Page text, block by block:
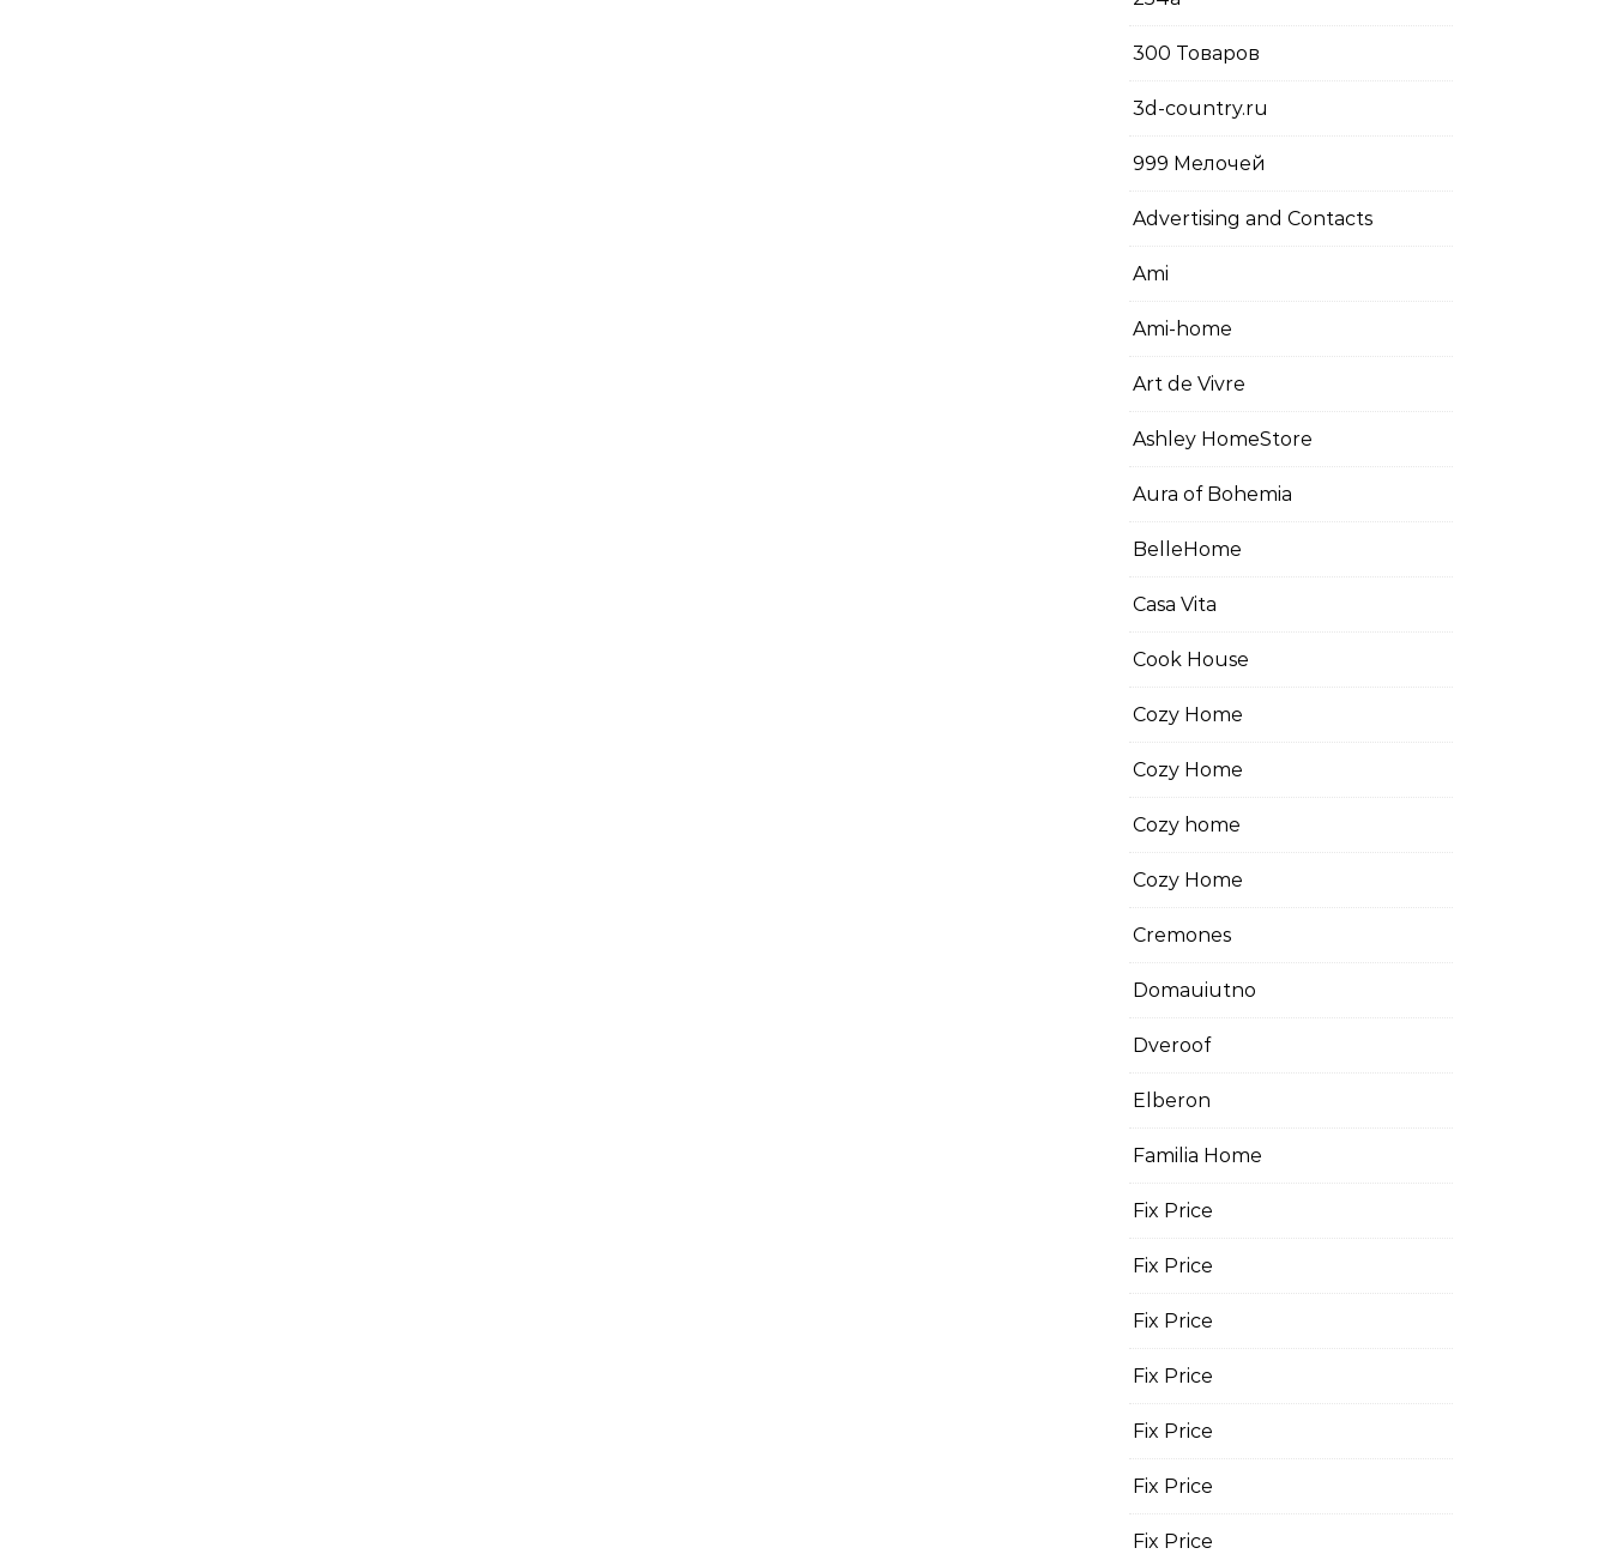
300 Товаров
3d-country.ru
999 Мелочей
Advertising and Contacts
Ami
Ami-home
Art de Vivre
Ashley HomeStore
Aura of Bohemia
BelleHome
Casa Vita
Cook House
Cozy Home
Cozy Home
Cozy home
Cozy Home
Cremones
Domauiutno
Dveroof
Elberon
Familia Home
Fix Price
Fix Price
Fix Price
Fix Price
Fix Price
Fix Price
Fix Price